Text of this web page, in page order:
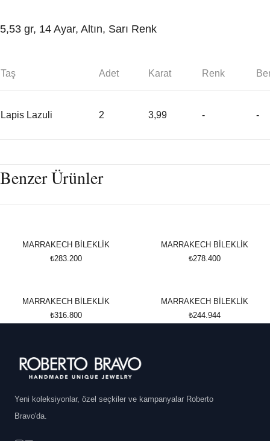
5,53 gr, 14 Ayar, Altın, Sarı Renk
Taş Adet Karat Renk
Lapis Lazuli 2 3,99 - -
Benzer Ürünler
MARRAKECH BİLEKLİK
₺283.200
MARRAKECH BİLEKLİK
₺278.400
MARRAKECH BİLEKLİK
₺316.800
MARRAKECH BİLEKLİK
₺244.944
Yeni koleksiyonlar, özel seçkiler ve kampanyalar Roberto
Bravo'da.